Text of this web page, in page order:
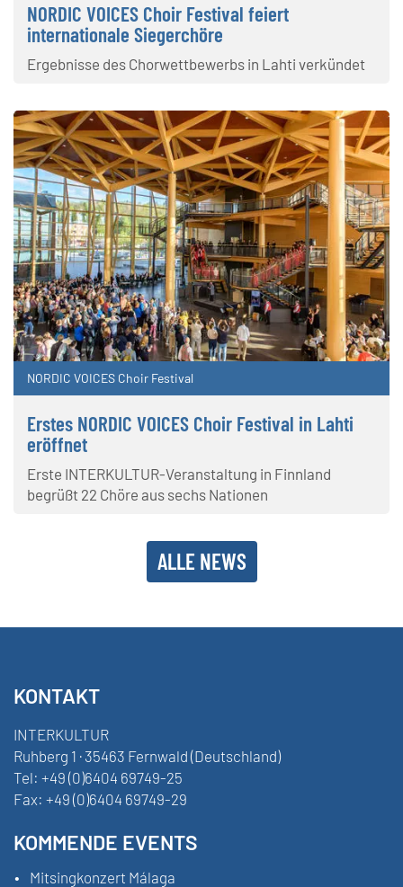
NORDIC VOICES Choir Festival feiert
internationale Siegerchöre
Ergebnisse des Chorwettbewerbs in Lahti verkündet
NORDIC VOICES Choir Festival
Erstes NORDIC VOICES Choir Festival in Lahti
eröffnet
Erste INTERKULTUR-Veranstaltung in Finnland
begrüßt 22 Chöre aus sechs Nationen
ALLE NEWS
KONTAKT
INTERKULTUR
Ruhberg 1 · 35463 Fernwald (Deutschland)
Tel: +49 (0)6404 69749-25
Fax: +49 (0)6404 69749-29
KOMMENDE EVENTS
Mitsingkonzert Málaga